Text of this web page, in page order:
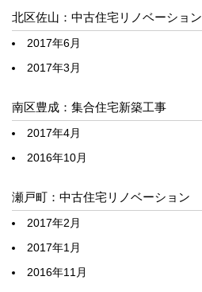
北区佐山：中古住宅リノベーション
2017年6月
2017年3月
南区豊成：集合住宅新築工事
2017年4月
2016年10月
瀬戸町：中古住宅リノベーション
2017年2月
2017年1月
2016年11月